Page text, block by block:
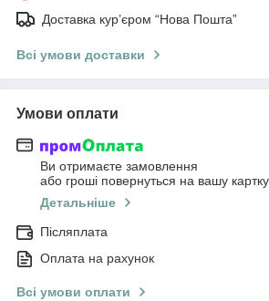
Доставка кур’єром “Нова Пошта”
Всі умови доставки
Умови оплати
Ви отримаєте замовлення
або гроші повернуться на вашу картку
Детальніше
Післяплата
Оплата на рахунок
Всі умови оплати